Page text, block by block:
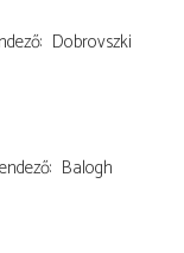
Dobrovszki
Balogh